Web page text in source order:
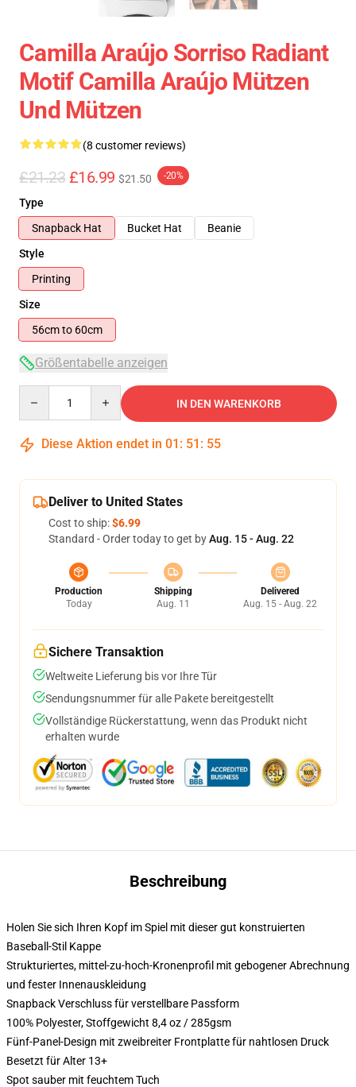
Camilla Araújo Sorriso Radiant
Motif Camilla Araújo Mützen
Und Mützen
(8 customer reviews)
£21.23 £16.99 $21.50 -20%
Type
Snapback Hat
Bucket Hat
Beanie
Style
Printing
Size
56cm to 60cm
Größentabelle anzeigen
IN DEN WARENKORB
Diese Aktion endet in 01 : 51 : 54
Deliver to United States
Cost to ship:$6.99
Standard - Order today to get byAug. 15 - Aug. 22
Production
Today
Shipping
Aug. 11
Delivered
Aug. 15 - Aug. 22
Sichere Transaktion
Weltweite Lieferung bis vor Ihre Tür
Sendungsnummer für alle Pakete bereitgestellt
Vollständige Rückerstattung, wenn das Produkt nicht
erhalten wurde
Beschreibung
Holen Sie sich Ihren Kopf im Spiel mit dieser gut konstruierten
Baseball-Stil Kappe
Strukturiertes, mittel-zu-hoch-Kronenprofil mit gebogener Abrechnung
und fester Innenauskleidung
Snapback Verschluss für verstellbare Passform
100% Polyester, Stoffgewicht 8,4 oz / 285gsm
Fünf-Panel-Design mit zweibreiter Frontplatte für nahtlosen Druck
Besetzt für Alter 13+
Spot sauber mit feuchtem Tuch